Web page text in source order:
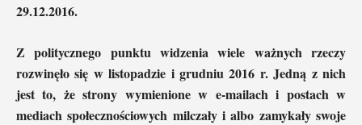
29.12.2016.
Z politycznego punktu widzenia wiele ważnych rzeczy
rozwinęło się w listopadzie i grudniu 2016 r. Jedną z nich
jest to, że strony wymienione w e-mailach i postach w
mediach społecznościowych milczały i albo zamykały swoje